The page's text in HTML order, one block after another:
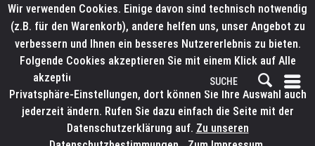
Wir verwenden Cookies. Einige davon sind technisch notwendig
(z.B. für den Warenkorb), andere helfen uns, unser Angebot zu
verbessern und Ihnen ein besseres Nutzererlebnis zu bieten.
Folgende Cookies akzeptieren Sie mit einem Klick auf Alle
akzeptieren. Weitere Informationen finden Sie in den
Privatsphäre-Einstellungen, dort können Sie Ihre Auswahl auch
jederzeit ändern. Rufen Sie dazu einfach die Seite mit der
Datenschutzerklärung auf. Zu unseren